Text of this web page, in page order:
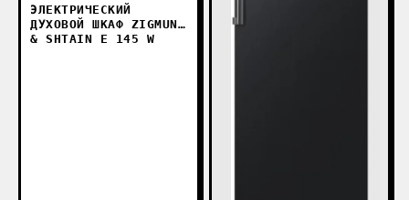
ЭЛЕКТРИЧЕСКИЙ
ДУХОВОЙ ШКАФ ZIGMUND
& SHTAIN E 145 W